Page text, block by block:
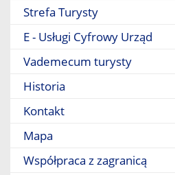
Strefa Turysty
E - Usługi Cyfrowy Urząd
Vademecum turysty
Historia
Kontakt
Mapa
Współpraca z zagranicą